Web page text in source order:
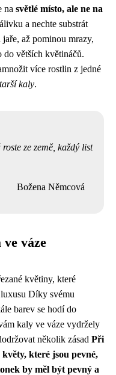
na světlé místo, ale ne na
a nechte substrát
až pominou mrazy,
do větších květináčů.
více rostlin z jedné
kaly.
ze země, každý list
Božena Němcová
váze
květiny, které
Díky svému
barev se hodí do
kaly ve váze vydržely
několik zásad Při
které jsou pevné,
by měl být pevný a